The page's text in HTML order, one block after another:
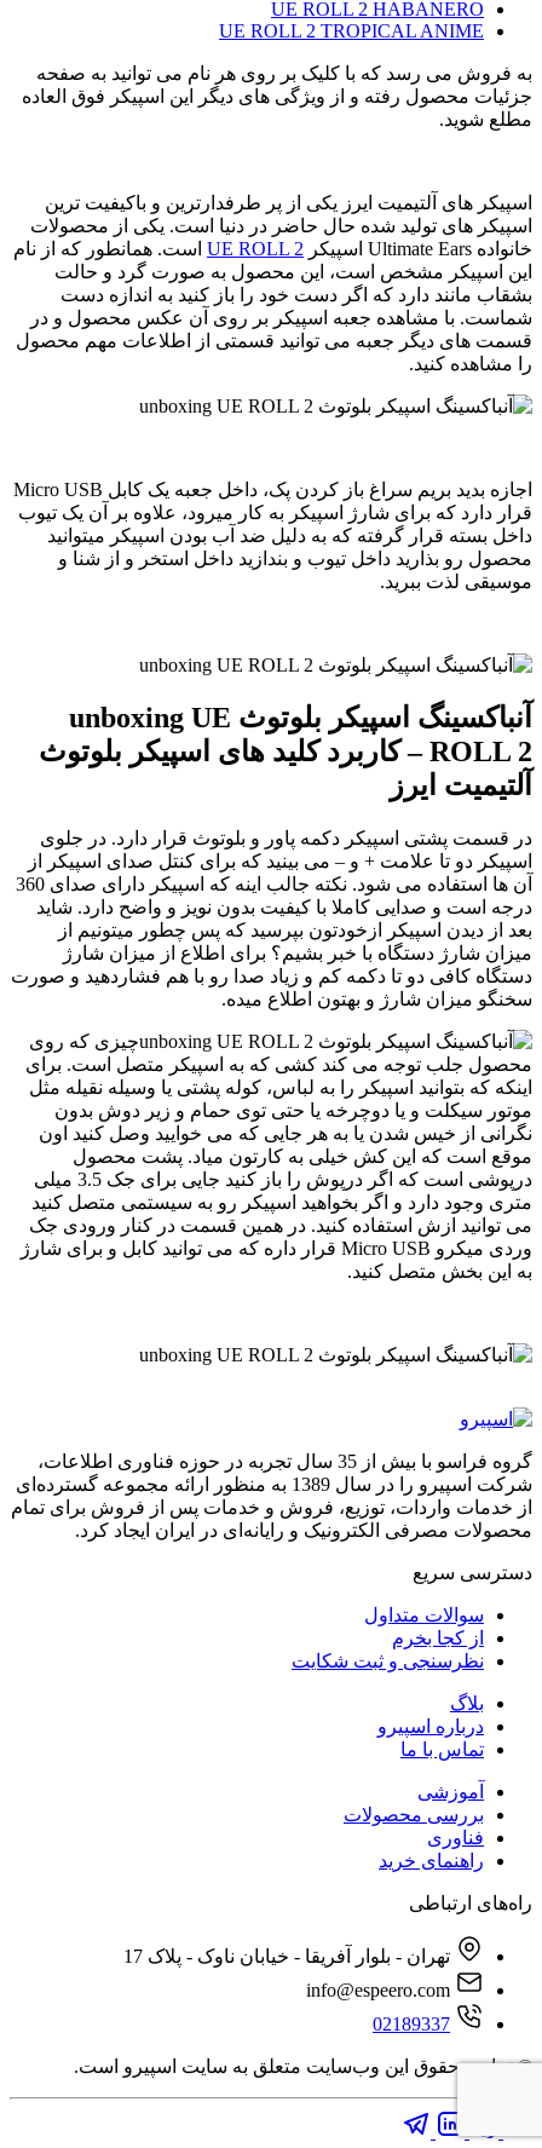
UE ROLL 2 HABANERO
UE ROLL 2 TROPICAL ANIME
به فروش می رسد که با کلیک بر روی هر نام می توانید به صفحه
جزئیات محصول رفته و از ویژگی های دیگر این اسپیکر فوق العاده
مطلع شوید.
اسپیکر های آلتیمیت ایرز یکی از پر طرفدارترین و باکیفیت ترین
اسپیکر های تولید شده حال حاضر در دنیا است. یکی از محصولات
خانواده Ultimate Ears اسپیکر
UE ROLL 2 است. همانطور که از نام
این اسپیکر مشخص است، این محصول به صورت گرد و حالت
بشقاب مانند دارد که اگر دست خود را باز کنید به اندازه دست
شماست. با مشاهده جعبه اسپیکر بر روی آن عکس محصول و در
قسمت های دیگر جعبه می توانید قسمتی از اطلاعات مهم محصول
را مشاهده کنید.
اجازه بدید بریم سراغ باز کردن پک، داخل جعبه یک کابل Micro USB
قرار دارد که برای شارژ اسپیکر به کار میرود، علاوه بر آن یک تیوب
داخل بسته قرار گرفته که به دلیل ضد آب بودن اسپیکر میتوانید
محصول رو بذارید داخل تیوب و بندازید داخل استخر و از شنا و
موسیقی لذت ببرید.
آنباکسینگ اسپیکر بلوتوث unboxing UE
ROLL 2 – کاربرد کلید های اسپیکر بلوتوث
آلتیمیت ایرز
در قسمت پشتی اسپیکر دکمه پاور و بلوتوث قرار دارد. در جلوی
اسپیکر دو تا علامت + و – می بینید که برای کنتل صدای اسپیکر از
آن ها استفاده می شود. نکته جالب اینه که اسپیکر دارای صدای 360
درجه است و صدایی کاملا با کیفیت بدون نویز و واضح دارد. شاید
بعد از دیدن اسپیکر ازخودتون بپرسید که پس چطور میتونیم از
میزان شارژ دستگاه با خبر بشیم؟ برای اطلاع از میزان شارژ
دستگاه کافی دو تا دکمه کم و زیاد صدا رو با هم فشاردهید و صورت
سخنگو میزان شارژ و بهتون اطلاع میده.
چیزی که روی
محصول جلب توجه می کند کشی که به اسپیکر متصل است. برای
اینکه که بتوانید اسپیکر را به لباس، کوله پشتی یا وسیله نقیله مثل
موتور سیکلت و یا دوچرخه یا حتی توی حمام و زیر دوش بدون
نگرانی از خیس شدن یا به هر جایی که می خوایید وصل کنید اون
موقع است که این کش خیلی به کارتون میاد. پشت محصول
درپوشی است که اگر درپوش را باز کنید جایی برای جک 3.5 میلی
متری وجود دارد و اگر بخواهید اسپیکر رو به سیستمی متصل کنید
می توانید ازش استفاده کنید. در همین قسمت در کنار ورودی جک
وردی میکرو Micro USB قرار داره که می توانید کابل و برای شارژ
به این بخش متصل کنید.
گروه فراسو با بیش از 35 سال تجربه در حوزه فناوری اطلاعات،
شرکت اسپیرو را در سال 1389 به منظور ارائه مجموعه گسترده‌ای
از خدمات واردات، توزیع، فروش و خدمات پس از فروش برای تمام
محصولات مصرفی الکترونیک و رایانه‌ای در ایران ایجاد کرد.
دسترسی‌ سریع
سوالات متداول
از کجا بخرم
نظرسنجی و ثبت شکایت
بلاگ
درباره اسپیرو
تماس با ما
آموزشی
بررسی محصولات
فناوری
راهنمای خرید
راه‌های ارتباطی
تهران - بلوار آفریقا - خیابان ناوک - پلاک 17
02189337
© تمامی حقوق این وب‌سایت متعلق به سایت اسپیرو است.